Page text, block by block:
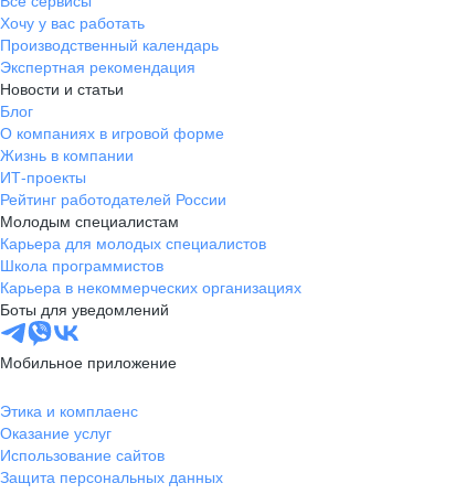
Хочу у вас работать
Производственный календарь
Экспертная рекомендация
Новости и статьи
Блог
О компаниях в игровой форме
Жизнь в компании
ИТ-проекты
Рейтинг работодателей России
Молодым специалистам
Карьера для молодых специалистов
Школа программистов
Карьера в некоммерческих организациях
Боты для уведомлений
Мобильное приложение
Этика и комплаенс
Оказание услуг
Использование сайтов
Защита персональных данных